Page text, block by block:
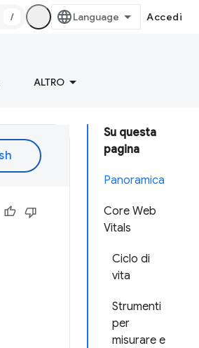
/ Accedi
ALTRO
Su questa
pagina
Panoramica
Core Web
Vitals
Ciclo di
vita
Strumenti
per
misurare e